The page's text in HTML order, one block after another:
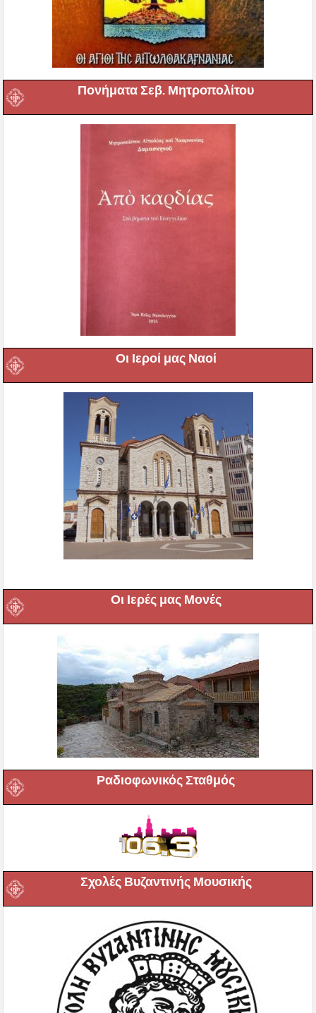
Πονήματα Σεβ. Μητροπολίτου
Οι Ιεροί μας Ναοί
Οι Ιερές μας Μονές
Ραδιοφωνικός Σταθμός
Σχολές Βυζαντινής Μουσικής